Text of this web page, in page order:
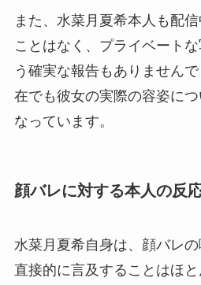
また、水菜月夏希本人も配
ことはなく、プライベート
う確実な報告もありません
在でも彼女の実際の容姿に
なっています。
顔バレに対する本人の反
水菜月夏希自身は、顔バレ
直接的に言及することはほ